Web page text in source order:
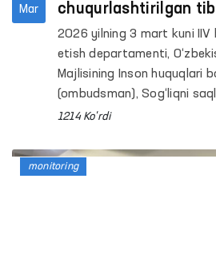
Mar
chuqurlashtirilgan
o‘tkazildi
2026 yilning 3 mart kuni IIV
etish departamenti,
Majlisining Inson huquqlari
(ombudsman), Sog‘liqni
O‘zbekiston “Adolat”
jazo muddatini o‘tayotgan
tibbiy ko‘rik tashkil etildi.
1214 Ko'rdi
monitoring